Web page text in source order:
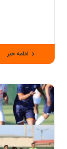
ادامه خبر